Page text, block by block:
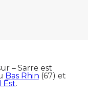
– Sarre est
Bas Rhin (67) et
Est.